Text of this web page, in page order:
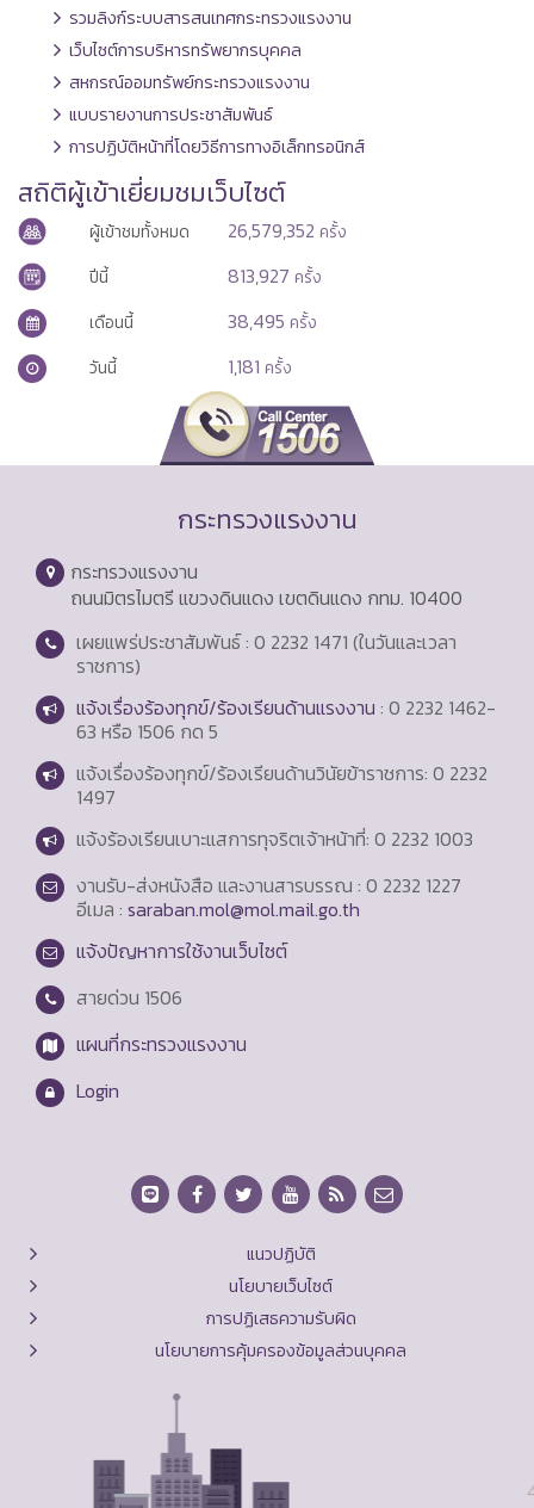
รวมลิงก์ระบบสารสนเทศกระทรวงแรงงาน
เว็บไซต์การบริหารทรัพยากรบุคคล
สหกรณ์ออมทรัพย์กระทรวงแรงงาน
แบบรายงานการประชาสัมพันธ์
การปฏิบัติหน้าที่โดยวิธีการทางอิเล็กทรอนิกส์
สถิติผู้เข้าเยี่ยมชมเว็บไซต์
ผู้เข้าชมทั้งหมด 26,579,352 ครั้ง
ปีนี้
813,927 ครั้ง
เดือนนี้
38,495 ครั้ง
วันนี้
1,181 ครั้ง
กระทรวงแรงงาน
กระทรวงแรงงาน
ถนนมิตรไมตรี แขวงดินแดง เขตดินแดง กทม. 10400
เผยแพร่ประชาสัมพันธ์ : 0 2232 1471 (ในวันและเวลา
ราชการ)
แจ้งเรื่องร้องทุกข์/ร้องเรียนด้านแรงงาน : 0 2232 1462-
63 หรือ 1506 กด 5
แจ้งเรื่องร้องทุกข์/ร้องเรียนด้านวินัยข้าราชการ: 0 2232
1497
แจ้งร้องเรียนเบาะแสการทุจริตเจ้าหน้าที่: 0 2232 1003
งานรับ-ส่งหนังสือ และงานสารบรรณ : 0 2232 1227
อีเมล : saraban.mol@mol.mail.go.th
แจ้งปัญหาการใช้งานเว็บไซต์
สายด่วน 1506
แผนที่กระทรวงแรงงาน
Login
แนวปฏิบัติ
นโยบายเว็บไซต์
การปฏิเสธความรับผิด
นโยบายการคุ้มครองข้อมูลส่วนบุคคล